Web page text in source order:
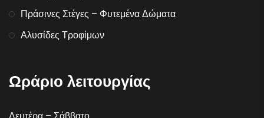
Πράσινες Στέγες – Φυτεμένα Δώματα
Αλυσίδες Τροφίμων
Ωράριο λειτουργίας